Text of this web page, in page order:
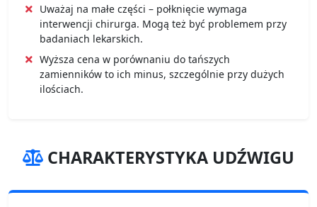
Uważaj na małe części – połknięcie wymaga
interwencji chirurga. Mogą też być problemem przy
badaniach lekarskich.
Wyższa cena w porównaniu do tańszych
zamienników to ich minus, szczególnie przy dużych
ilościach.
CHARAKTERYSTYKA UDŹWIGU